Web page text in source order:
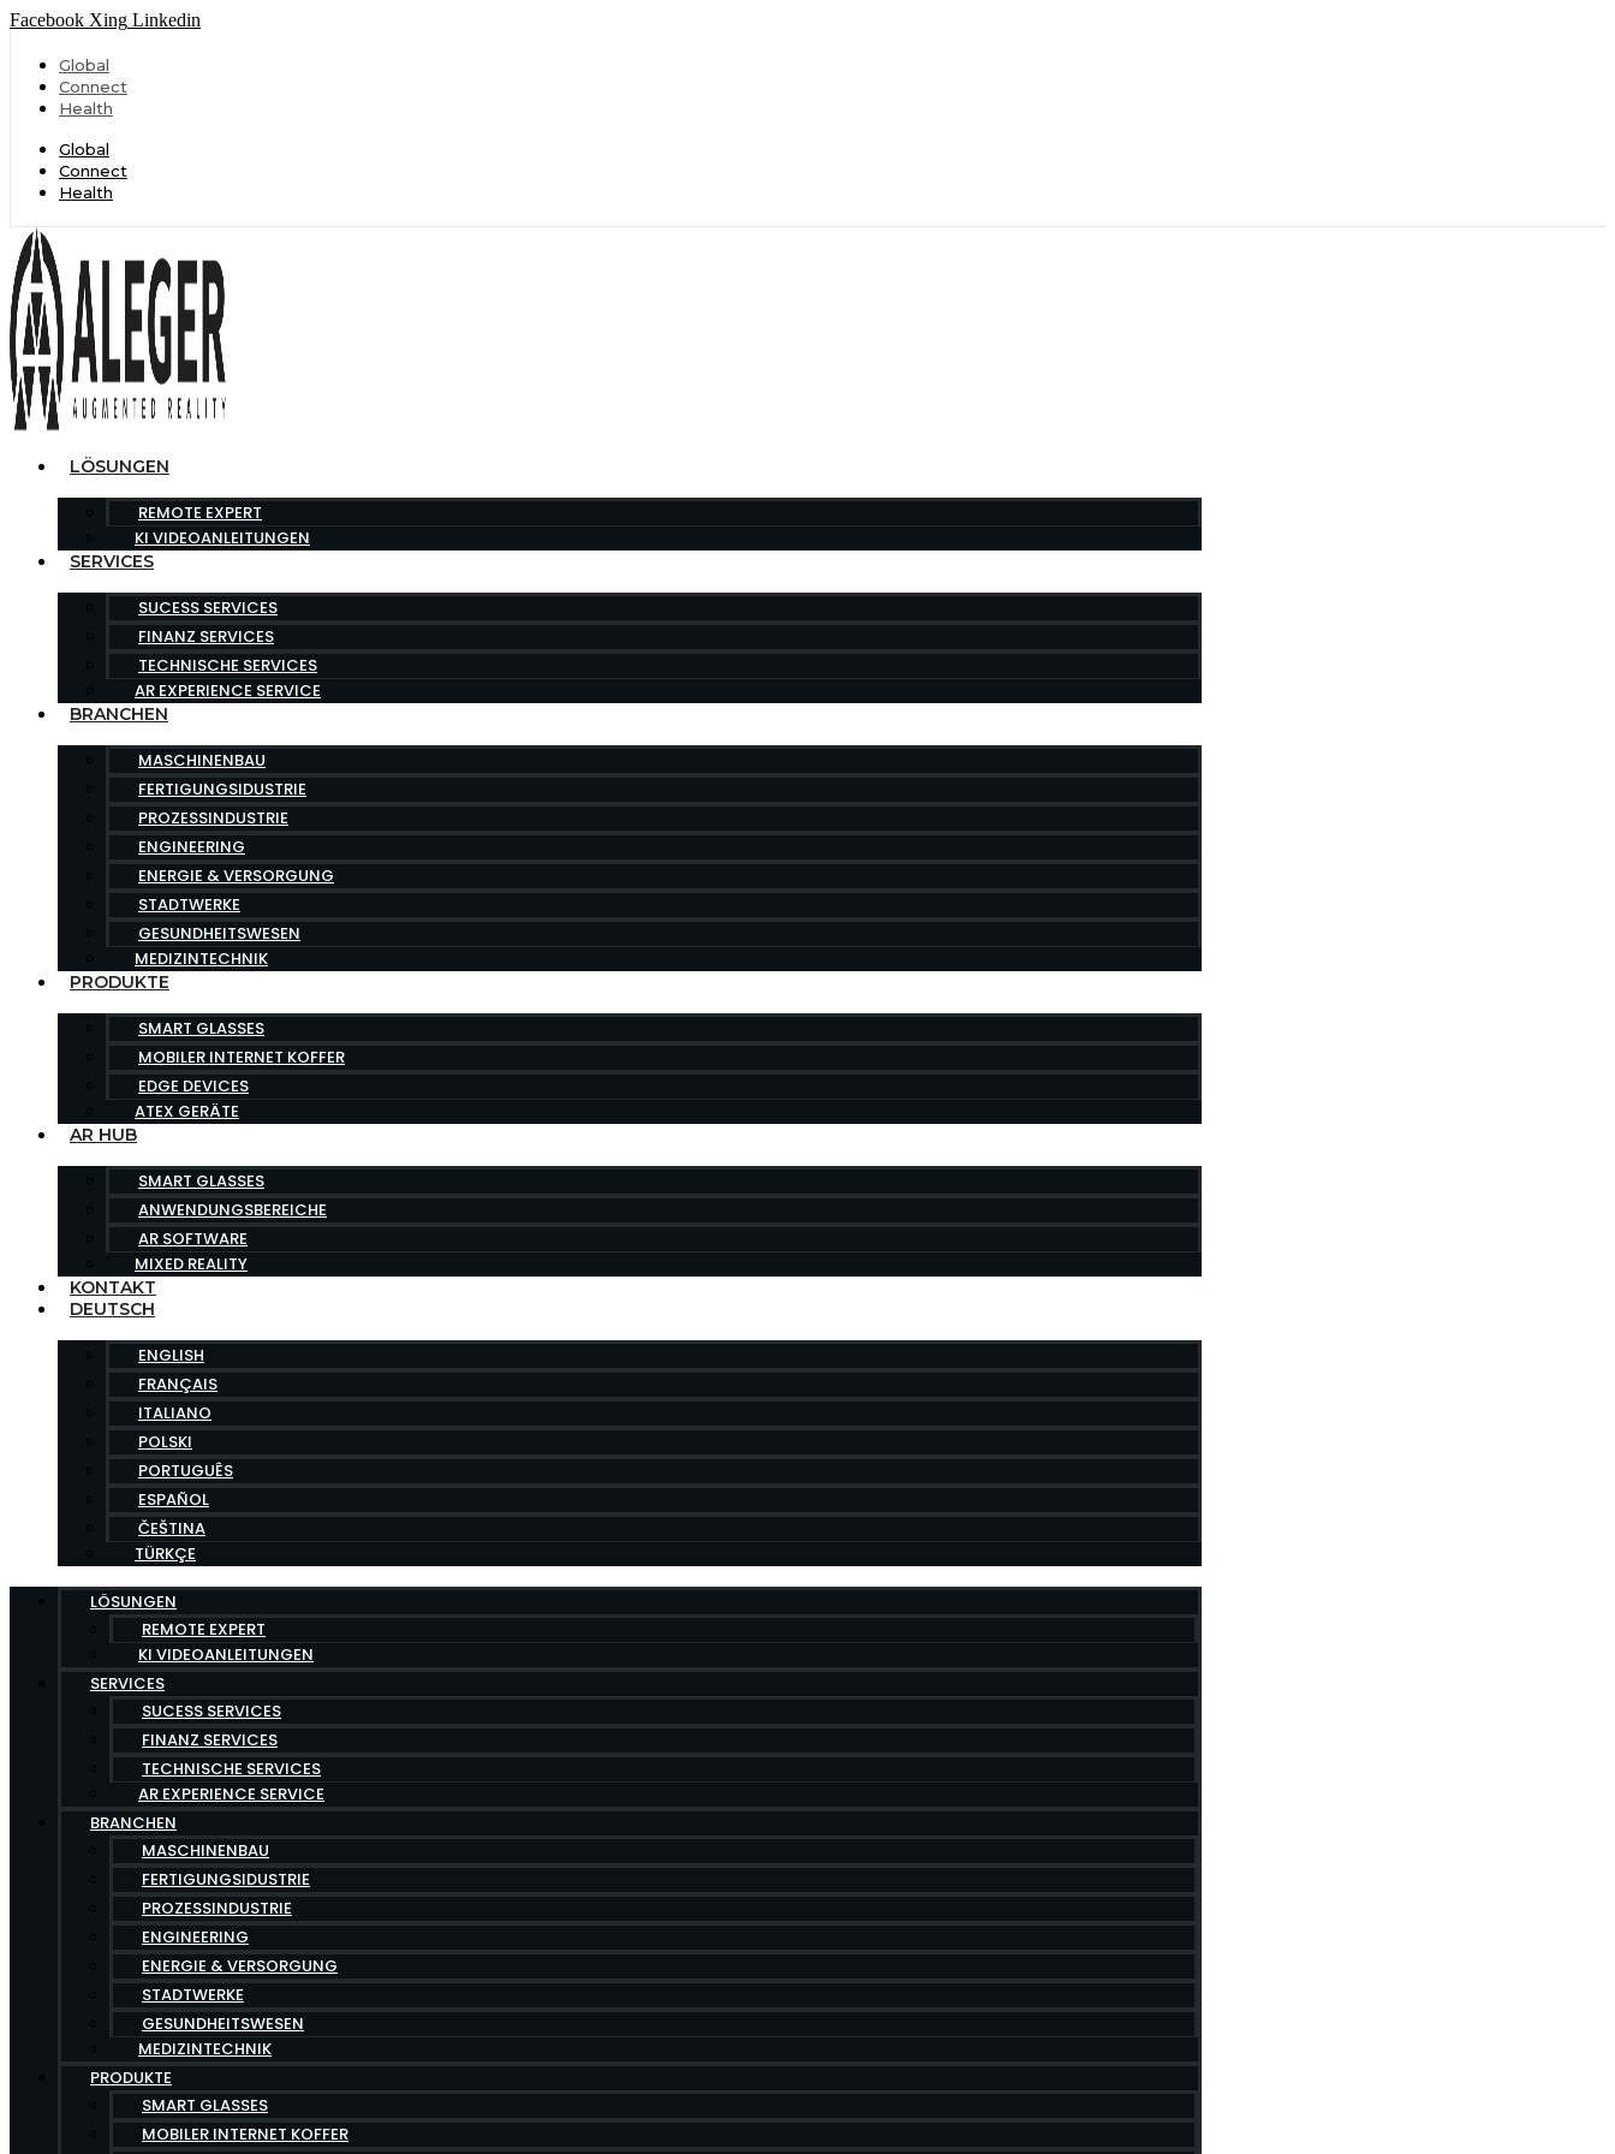
Facebook Xing Linkedin
Global
Connect
Health
Global
Connect
Health
LÖSUNGEN
REMOTE EXPERT
KI VIDEOANLEITUNGEN
SERVICES
SUCESS SERVICES
FINANZ SERVICES
TECHNISCHE SERVICES
AR EXPERIENCE SERVICE
BRANCHEN
MASCHINENBAU
FERTIGUNGSIDUSTRIE
PROZESSINDUSTRIE
ENGINEERING
ENERGIE & VERSORGUNG
STADTWERKE
GESUNDHEITSWESEN
MEDIZINTECHNIK
PRODUKTE
SMART GLASSES
MOBILER INTERNET KOFFER
EDGE DEVICES
ATEX GERÄTE
AR HUB
SMART GLASSES
ANWENDUNGSBEREICHE
AR SOFTWARE
MIXED REALITY
KONTAKT
DEUTSCH
ENGLISH
FRANÇAIS
ITALIANO
POLSKI
PORTUGUÊS
ESPAÑOL
ČEŠTINA
TÜRKÇE
LÖSUNGEN
REMOTE EXPERT
KI VIDEOANLEITUNGEN
SERVICES
SUCESS SERVICES
FINANZ SERVICES
TECHNISCHE SERVICES
AR EXPERIENCE SERVICE
BRANCHEN
MASCHINENBAU
FERTIGUNGSIDUSTRIE
PROZESSINDUSTRIE
ENGINEERING
ENERGIE & VERSORGUNG
STADTWERKE
GESUNDHEITSWESEN
MEDIZINTECHNIK
PRODUKTE
SMART GLASSES
MOBILER INTERNET KOFFER